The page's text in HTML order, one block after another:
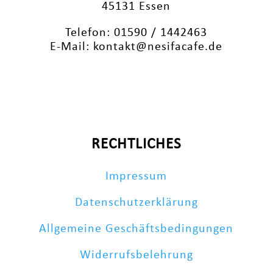
45131 Essen
Telefon: 01590 / 1442463
E-Mail: kontakt@nesifacafe.de
RECHTLICHES
Impressum
Datenschutzerklärung
Allgemeine Geschäftsbedingungen
Widerrufsbelehrung